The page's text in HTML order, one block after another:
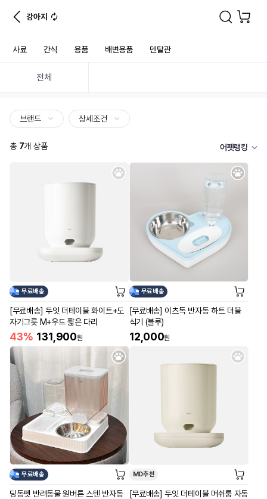
강아지
사료 간식 용품 배변용품 덴탈관
전체
브랜드 상세조건
총 7개 상품 어펫랭킹
무료배송
[무료배송] 두잇 더테이블 화이트+도
자기그릇 M+우드 짧은 다리
43% 131,900원
무료배송
[무료배송] 이츠독 반자동 하트 더블
식기 (블루)
12,000원
무료배송
딩동펫 반려동물 원버튼 스텐 반자동
MD추천
[무료배송] 두잇 더테이블 머쉬룸 자동